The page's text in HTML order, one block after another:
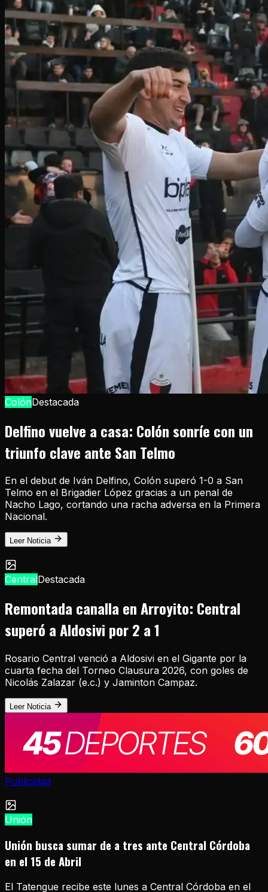
ColónDestacada
Delfino vuelve a casa: Colón sonríe con un
triunfo clave ante San Telmo
En el debut de Iván Delfino, Colón superó 1-0 a San
Telmo en el Brigadier López gracias a un penal de
Nacho Lago, cortando una racha adversa en la Primera
Nacional.
Leer Noticia
CentralDestacada
Remontada canalla en Arroyito: Central
superó a Aldosivi por 2 a 1
Rosario Central venció a Aldosivi en el Gigante por la
cuarta fecha del Torneo Clausura 2026, con goles de
Nicolás Zalazar (e.c.) y Jaminton Campaz.
Leer Noticia
Publicidad
Unión
Unión busca sumar de a tres ante Central Córdoba
en el 15 de Abril
El Tatengue recibe este lunes a Central Córdoba en el